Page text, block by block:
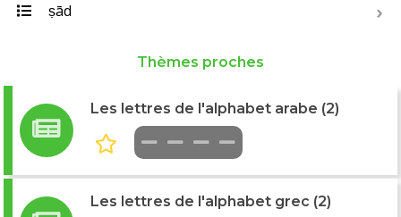
ṣād
Thèmes proches
Les lettres de l'alphabet arabe (2)
Les lettres de l'alphabet grec (2)